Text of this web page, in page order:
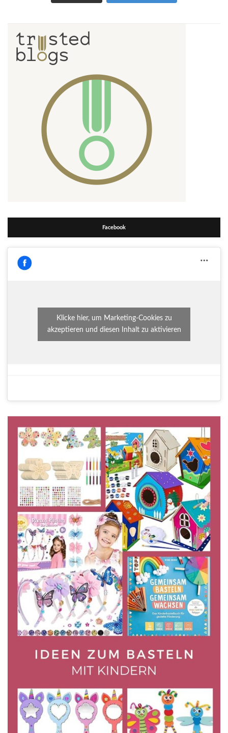
Facebook
Klicke hier, um Marketing-Cookies zu
akzeptieren und diesen Inhalt zu aktivieren